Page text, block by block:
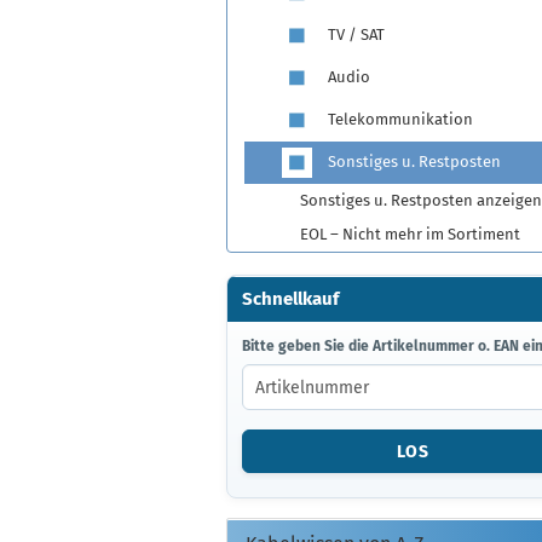
TV / SAT
Audio
Telekommunikation
Sonstiges u. Restposten
Sonstiges u. Restposten anzeigen
EOL – Nicht mehr im Sortiment
Schnellkauf
BITTE
GEBEN
SIE
DIE
ARTIKELNUMMER
EAN
EIN.
Bitte geben Sie die Artikelnummer o. EAN
LOS